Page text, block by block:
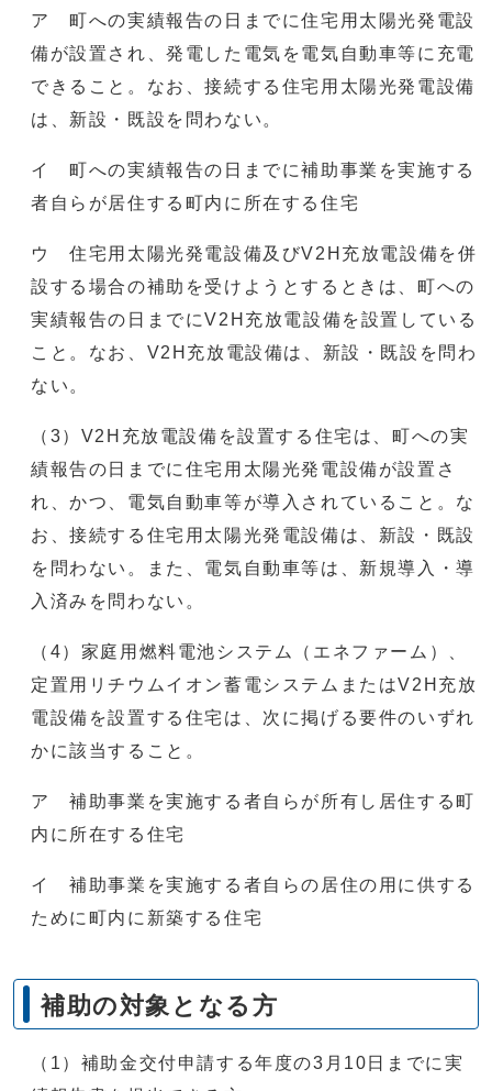
ア 町への実績報告の日までに住宅用太陽光発電設
備が設置され、発電した電気を電気自動車等に充電
できること。なお、接続する住宅用太陽光発電設備
は、新設・既設を問わない。
イ 町への実績報告の日までに補助事業を実施する
者自らが居住する町内に所在する住宅
ウ 住宅用太陽光発電設備及びV2H充放電設備を併
設する場合の補助を受けようとするときは、町への
実績報告の日までにV2H充放電設備を設置している
こと。なお、V2H充放電設備は、新設・既設を問わ
ない。
（3）V2H充放電設備を設置する住宅は、町への実
績報告の日までに住宅用太陽光発電設備が設置さ
れ、かつ、電気自動車等が導入されていること。な
お、接続する住宅用太陽光発電設備は、新設・既設
を問わない。また、電気自動車等は、新規導入・導
入済みを問わない。
（4）家庭用燃料電池システム（エネファーム）、
定置用リチウムイオン蓄電システムまたはV2H充放
電設備を設置する住宅は、次に掲げる要件のいずれ
かに該当すること。
ア 補助事業を実施する者自らが所有し居住する町
内に所在する住宅
イ 補助事業を実施する者自らの居住の用に供する
ために町内に新築する住宅
補助の対象となる方
（1）補助金交付申請する年度の3月10日までに実